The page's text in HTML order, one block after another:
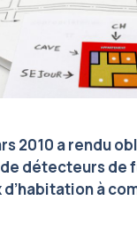
2010 a rendu
détecteurs de
à